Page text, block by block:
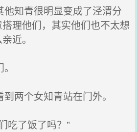
知青很明显变成了泾渭分
理他们，其实他们也不太想
近。
两个女知青站在门外。
吃了饭了吗？”